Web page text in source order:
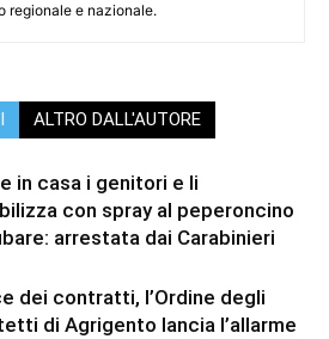
regionale e nazionale.
ALTRO DALL'AUTORE
in casa i genitori e li
con spray al peperoncino
arrestata dai Carabinieri
dei contratti, l’Ordine degli
di Agrigento lancia l’allarme